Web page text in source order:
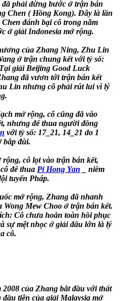
đã phải dừng bước ở trận bán
Chen ( Hồng Kong). Đây là lần
đánh bại cô trong năm
ở giải Indonesia mở rộng.
của Zhang Ning, Zhu Lin
ở trận chung kết với tỷ số:
giải Beijing Good Luck
đã vươn tới trận bán kết
Lin nhưng cô phải rút lui vì lý
mở rộng, cô cũng đã vào
nhưng để thua người đồng
với tỷ số: 17_21, 14_21 do 1
bắp đùi.
cô lọt vào trận bán kết,
để thua Pi Hong Yan _ niềm
tuyển Pháp.
mở rộng, Zhang đã nhanh
Wong Mew Choo ở trận bán kết.
Cô chưa hoàn toàn hồi phục
sự mệt nhọc ở giải đấu lớn là lý
cô.
2008 của Zhang bắt đầu với thất
đầu tiên của giải Malaysia mở